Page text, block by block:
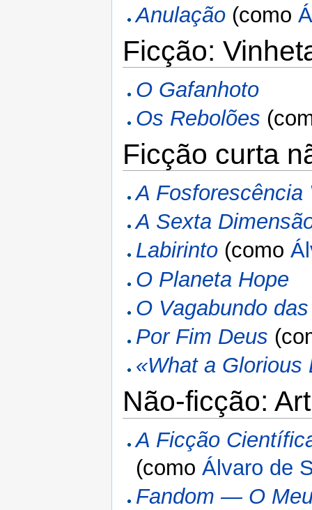
Anulação (como
Ficção:
O Gafanhoto
Os Rebolões
Ficção curta
A Fosforescência
A Sexta
Labirinto (como
O Planeta Hope
O Vagabundo
Por Fim Deus
«What a Glorious
Não-ficção:
A Ficção
(comoÁlvaro de
Fandom — O